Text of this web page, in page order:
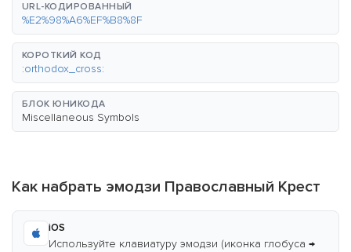
URL-КОДИРОВАННЫЙ
%E2%98%A6%EF%B8%8F
КОРОТКИЙ КОД
:orthodox_cross:
БЛОК ЮНИКОДА
Miscellaneous Symbols
Как набрать эмодзи Православный Крест
iOS
Используйте клавиатуру эмодзи (иконка глобуса →